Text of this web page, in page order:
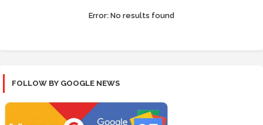
Error: No results found
FOLLOW BY GOOGLE NEWS